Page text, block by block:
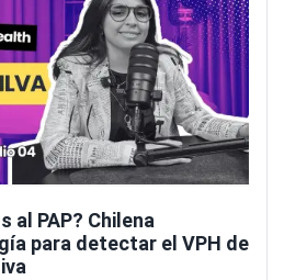
al PAP? Chilena
para detectar el VPH de